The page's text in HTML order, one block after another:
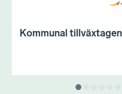
Kommunal